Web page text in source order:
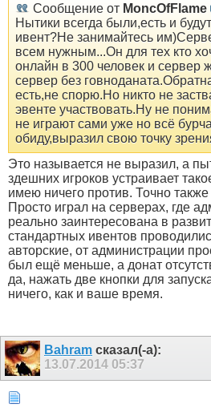
Сообщение от MoncOfFlame
Нытики всегда были,есть и
ивент?Не занимайтесь
всем нужным...Он для тех кто
онлайн в 300 человек и сервер
сервер без
есть,не спорю.Но никто не
эвенте участвовать.Ну не
не играют сами уже но всё
обиду,выразил свою точку
Это называется не выразил, а
здешних игроков устраивает
имею ничего против. Точно
Просто играл на серверах, где
реально заинтересована в
стандартных ивентов
авторские, от администрации
был ещё меньше, а донат
да, нажать две кнопки для
ничего, как и ваше время.
Bahram сказал(-а):
13.07.2014 05:37